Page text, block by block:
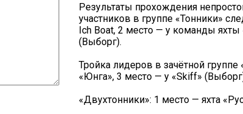
Результаты прохождения
участников в группе «Тонники»
Ich Boat, 2 место — у команды яхты
(Выборг).
Тройка лидеров в зачётной
«Юнга», 3 место — у «Skiff»
«Двухтонники»: 1 место — яхта